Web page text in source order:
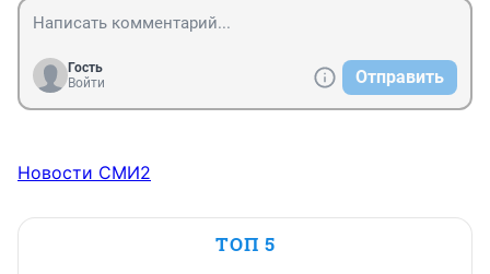
Гость
Войти
Отправить
Новости СМИ2
ТОП 5